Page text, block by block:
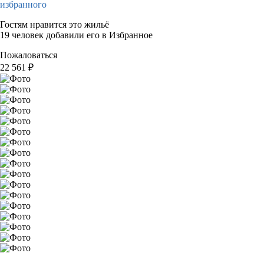
избранного
Гостям нравится это жильё
19 человек добавили его в Избранное
Пожаловаться
22 561 ₽